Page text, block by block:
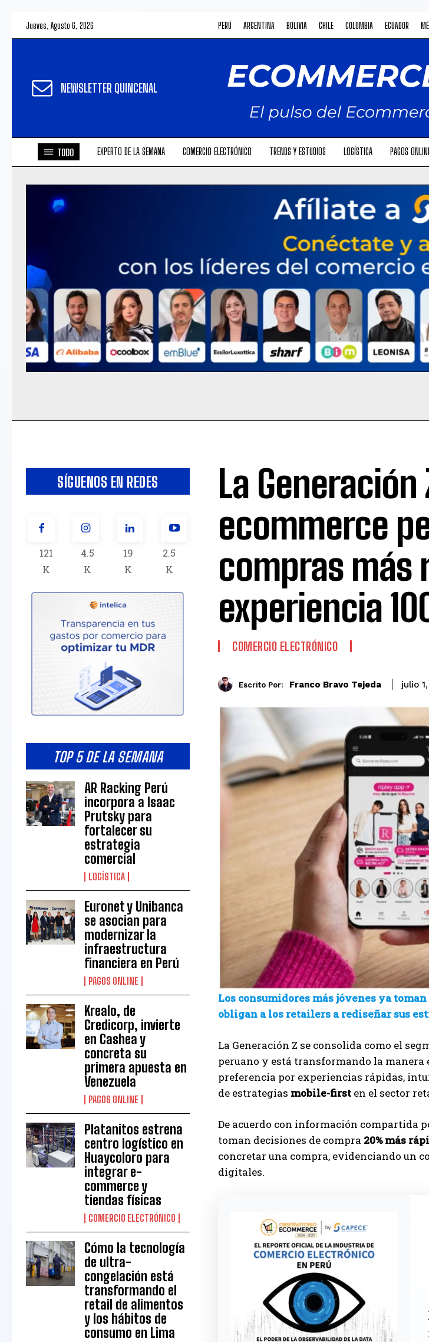
Jueves, Agosto 6, 2026 PERÚ ARGENTINA BOLIVIA CHILE COLOMBIA ECUADOR
NEWSLETTER QUINCENAL
TODO EXPERTO DE LA SEMANA COMERCIO ELECTRÓNICO TRENDS Y ESTUDIOS LOGÍSTICA PAGOS
SÍGUENOS EN REDES
121
K
4.5
K
19
K
2.5
K
TOP 5 DE LA SEMANA
AR Racking Perú
incorpora a Isaac
Prutsky para
fortalecer su
estrategia
comercial
LOGÍSTICA
Euronet y Unibanca
se asocian para
modernizar la
infraestructura
financiera en Perú
PAGOS ONLINE
Krealo, de
Credicorp, invierte
en Cashea y
concreta su
primera apuesta en
Venezuela
PAGOS ONLINE
Platanitos estrena
centro logístico en
Huaycoloro para
integrar e-
commerce y
tiendas físicas
COMERCIO ELECTRÓNICO
Cómo la tecnología
de ultra-
congelación está
transformando el
retail de alimentos
y los hábitos de
consumo en Lima
La
ecommerce
compras más
experiencia
COMERCIO ELECTRÓNICO
Escrito Por: Franco Bravo Tejeda julio
Los consumidores más jóvenes ya
obligan a los retailers a rediseñar sus
La Generación Z se consolida como el
peruano y está transformando la manera
preferencia por experiencias rápidas,
de estrategias mobile-first en el sector
De acuerdo con información compartida
toman decisiones de compra 20% más
concretar una compra, evidenciando un
digitales.